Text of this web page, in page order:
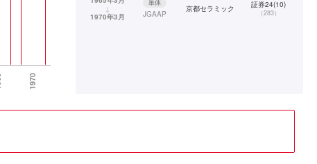
↓
1970年3月
単体
JGAAP
京都セラミック 証券24(10)
（283）